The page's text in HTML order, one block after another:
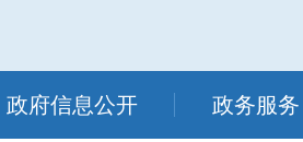
政府信息公开 政务服务